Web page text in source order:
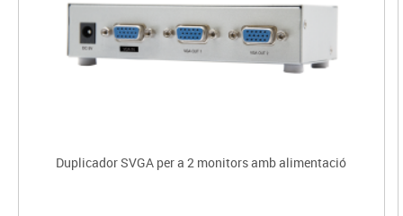
Duplicador SVGA per a 2 monitors amb alimentació